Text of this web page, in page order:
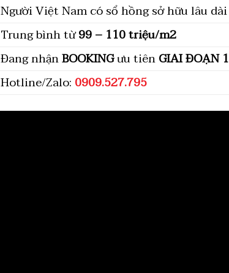
Người Việt Nam có sổ hồng sở hữu lâu dài
Trung bình từ99 – 110 triệu/m2
Đang nhậnBOOKINGưu tiênGIAI ĐOẠN 1
Hotline/Zalo: 0909.527.795